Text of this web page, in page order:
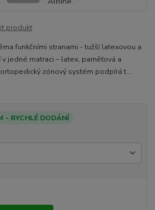
produkt
funkčními stranami - tužší latexovou a
jedné matraci – latex, paměťová a
zónový systém podpírá t...
- RYCHLÉ DODÁNÍ